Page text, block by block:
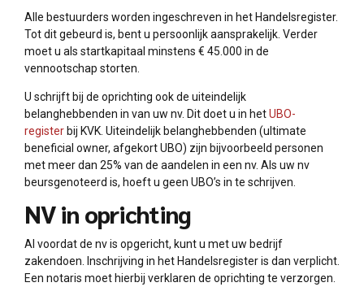
Alle bestuurders worden ingeschreven in het Handelsregister.
Tot dit gebeurd is, bent u persoonlijk aansprakelijk. Verder
moet u als startkapitaal minstens € 45.000 in de
vennootschap storten.
U schrijft bij de oprichting ook de uiteindelijk
belanghebbenden in van uw nv. Dit doet u in hetUBO-
register bij KVK. Uiteindelijk belanghebbenden (ultimate
beneficial owner, afgekort UBO) zijn bijvoorbeeld personen
met meer dan 25% van de aandelen in een nv. Als uw nv
beursgenoteerd is, hoeft u geen UBO’s in te schrijven.
NV in oprichting
Al voordat de nv is opgericht, kunt u met uw bedrijf
zakendoen. Inschrijving in het Handelsregister is dan verplicht.
Een notaris moet hierbij verklaren de oprichting te verzorgen.